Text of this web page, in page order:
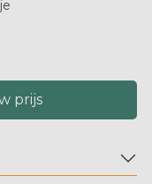
prijs